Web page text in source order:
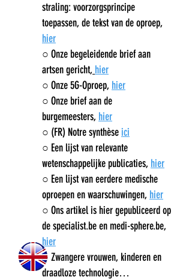
straling: voorzorgsprincipe
toepassen, de tekst van de oproep,
hier
○ Onze begeleidende brief aan
artsen gericht, hier
○ Onze 5G-Oproep, hier
○ Onze brief aan de
burgemeesters, hier
○ (FR) Notre synthèseici
○ Een lijst van relevante
wetenschappelijke publicaties, hier
○ Een lijst van eerdere medische
oproepen en waarschuwingen, hier
○ Ons artikel is hier gepubliceerd op
de specialist.be en medi-sphere.be,
hier
○ Zwangere vrouwen, kinderen en
draadloze technologie…